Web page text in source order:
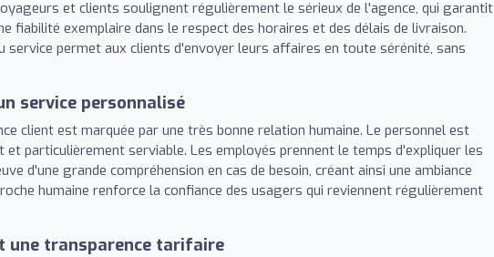
et clients soulignent régulièrement le sérieux de l'agence, qui garantit
fiabilité exemplaire dans le respect des horaires et des délais de livraison.
service permet aux clients d'envoyer leurs affaires en toute sérénité, sans
service personnalisé
client est marquée par une très bonne relation humaine. Le personnel est
et particulièrement serviable. Les employés prennent le temps d'expliquer les
d'une grande compréhension en cas de besoin, créant ainsi une ambiance
humaine renforce la confiance des usagers qui reviennent régulièrement
une transparence tarifaire